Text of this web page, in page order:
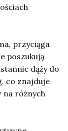
przyciąga
poszukują
dąży do
co znajduje
na różnych